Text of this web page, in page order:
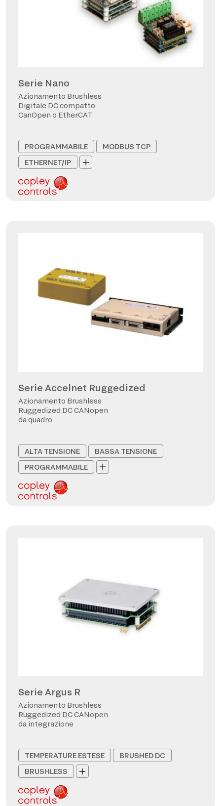
Serie Nano
Azionamento Brushless
Digitale DC compatto
CanOpen o EtherCAT
PROGRAMMABILE
MODBUS TCP
ETHERNET/IP
Serie Accelnet Ruggedized
Azionamento Brushless
Ruggedized DC CANopen
da quadro
ALTA TENSIONE
BASSA TENSIONE
PROGRAMMABILE
Serie Argus R
Azionamento Brushless
Ruggedized DC CANopen
da integrazione
TEMPERATURE ESTESE
BRUSHED DC
BRUSHLESS